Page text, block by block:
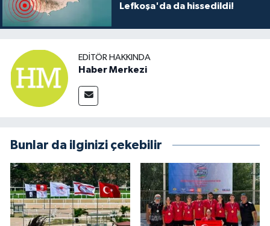
Lefkoşa'da da hissedildi!
EDITÖR HAKKINDA
Haber Merkezi
Bunlar da ilginizi çekebilir